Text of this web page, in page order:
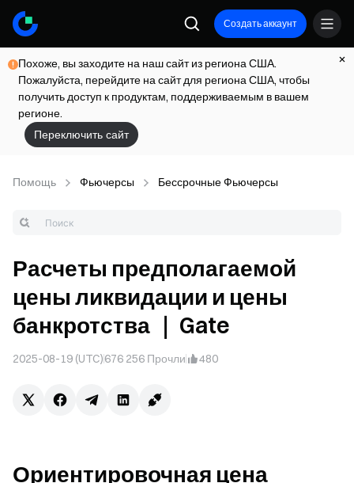
Создать аккаунт
Похоже, вы заходите на наш сайт из региона США.
Пожалуйста, перейдите на сайт для региона США, чтобы
получить доступ к продуктам, поддерживаемым в вашем
регионе.
Переключить сайт
Помощь Фьючерсы Бессрочные Фьючерсы
Расчеты предполагаемой
цены ликвидации и цены
банкротства ｜ Gate
2025-08-19 (UTC)676 256 Прочли 480
Ориентировочная цена